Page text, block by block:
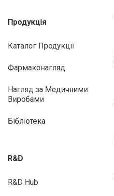
Продукція
Каталог Продукції
Фармаконагляд
Нагляд за Медичними
Виробами
Бібліотека
R&D
R&D Hub